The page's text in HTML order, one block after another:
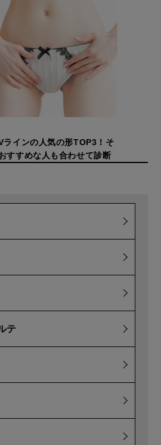
ラインの人気の形TOP3！そ
すすめな人も合わせて診断
テ